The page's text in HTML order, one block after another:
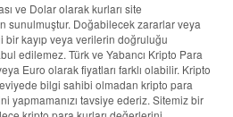
ve Dolar olarak kurları site
sunulmuştur. Doğabilecek zararlar veya
kayıp veya verilerin doğruluğu
edilemez. Türk ve Yabancı Kripto Para
Euro olarak fiyatları farklı olabilir. Kripto
bilgi sahibi olmadan kripto para
yapmamanızı tavsiye ederiz. Sitemiz bir